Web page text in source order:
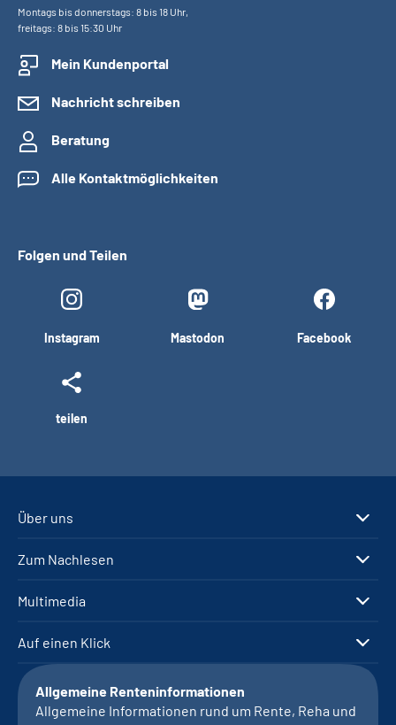
Montags bis donnerstags: 8 bis 18 Uhr,
freitags: 8 bis 15:30 Uhr
Mein Kundenportal
Nachricht schreiben
Beratung
Alle Kontaktmöglichkeiten
Folgen und Teilen
Instagram Mastodon Facebook
teilen
Über uns
Zum Nachlesen
Multimedia
Auf einen Klick
Allgemeine Renteninformationen
Allgemeine Informationen rund um Rente, Reha und